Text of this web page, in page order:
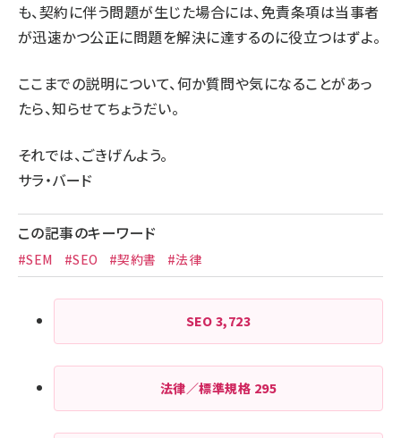
も、契約に伴う問題が生じた場合には、免責条項は当事者
が迅速かつ公正に問題を解決に達するのに役立つはずよ。
ここまでの説明について、何か質問や気になることがあっ
たら、知らせてちょうだい。
それでは、ごきげんよう。
サラ・バード
この記事のキーワード
#SEM #SEO #契約書 #法律
SEO 3,723
法律／標準規格 295